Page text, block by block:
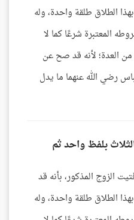
الطلاق طلقة واحدة، وله
المعتبرة شرعًا كما لا
العدة؛ لأنه قد صح عن
رضي الله عنهما ما يدل
بلفظ واحد ثم
الزوج المذكور، بأنه قد
الطلاق طلقة واحدة، وله